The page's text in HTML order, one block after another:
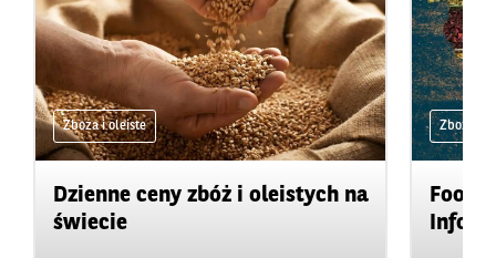
Zboża i oleiste
Dzienne ceny zbóż i oleistych na
świecie
Zboża i